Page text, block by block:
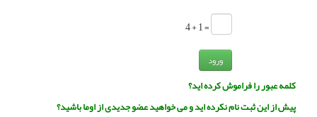
= 1 + 4
ورود
کلمه عبور را فراموش کرده اید؟
پیش از این ثبت نام نکرده اید و می خواهید عضو جدیدی از اوما باشید؟